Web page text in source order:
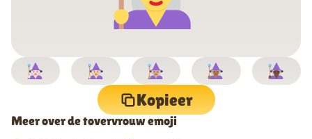
Kopieer
Meer over de tovervrouw emoji